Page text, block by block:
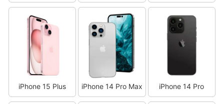
iPhone 15 Plus iPhone 14 Pro Max iPhone 14 Pro